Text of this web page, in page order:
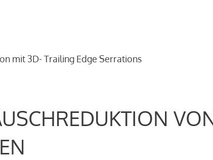
mit 3D- Trailing Edge Serrations